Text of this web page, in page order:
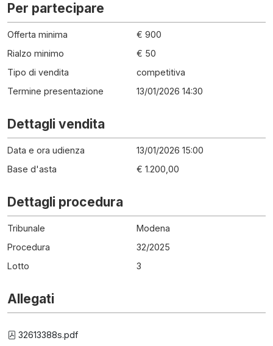
Per partecipare
Offerta minima
€ 900
Rialzo minimo
€ 50
Tipo di vendita
competitiva
Termine presentazione
13/01/2026 14:30
Dettagli vendita
Data e ora udienza
13/01/2026 15:00
Base d'asta
€ 1.200,00
Dettagli procedura
Tribunale
Modena
Procedura
32/2025
Lotto
3
Allegati
32613388s.pdf